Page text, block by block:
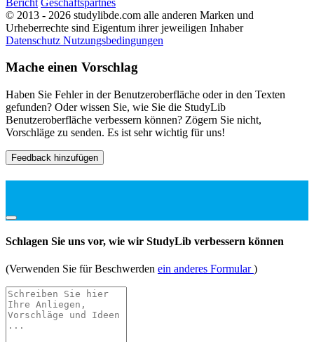
© 2013 - 2026 studylibde.com alle anderen Marken und
Urheberrechte sind Eigentum ihrer jeweiligen Inhaber
Datenschutz Nutzungsbedingungen
Mache einen Vorschlag
Haben Sie Fehler in der Benutzeroberfläche oder in den Texten
gefunden? Oder wissen Sie, wie Sie die StudyLib
Benutzeroberfläche verbessern können? Zögern Sie nicht,
Vorschläge zu senden. Es ist sehr wichtig für uns!
Feedback hinzufügen
Schlagen Sie uns vor, wie wir StudyLib verbessern können
(Verwenden Sie für Beschwerden ein anderes Formular)